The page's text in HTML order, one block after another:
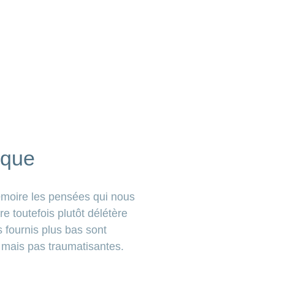
les pensées qui nous
toutefois plutôt délétère
fournis plus bas sont
pas traumatisantes.